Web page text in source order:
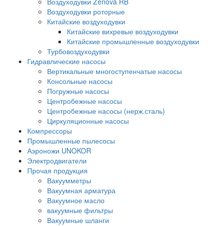
Воздуходувки роторные
Китайские воздуходувки
Китайские вихревые воздуходувки
Китайские промышленные воздуходувки
Турбовоздуходувки
Гидравлические насосы
Вертикальные многоступенчатые насосы
Консольные насосы
Погружные насосы
Центробежные насосы
Центробежные насосы (нерж.сталь)
Циркуляционные насосы
Компрессоры
Промышленные пылесосы
Аэроножи UNOKOR
Электродвигатели
Прочая продукция
Вакуумметры
Вакуумная арматура
Вакуумное масло
вакуумные фильтры
Вакуумные шланги